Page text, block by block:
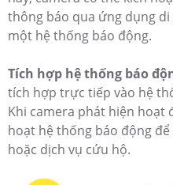
thông báo qua ứng dụng
một hệ thống báo động.
Tích hợp hệ thống báo
tích hợp trực tiếp vào hệ
Khi camera phát hiện hoạt
hoạt hệ thống báo động
hoặc dịch vụ cứu hộ.